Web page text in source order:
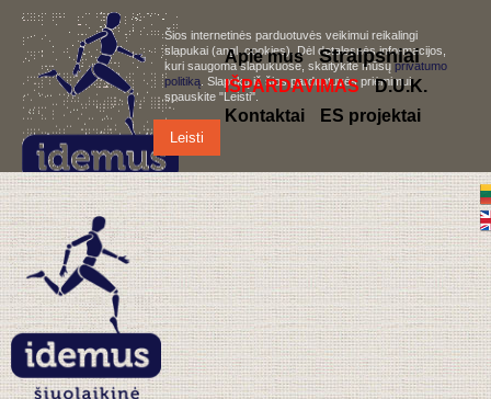
Šios internetinės parduotuvės veikimui reikalingi
slapukai (angl. cookies). Dėl detalesnės informacijos,
kuri saugoma slapukuose, skaitykite mūsųprivatumo
politiką . Slapukų iš šios parduotuvės priėmimui,
spauskite "Leisti".
Leisti
Apie mus Straipsniai
IŠPARDAVIMAS
D.U.K.
Kontaktai
ES projektai